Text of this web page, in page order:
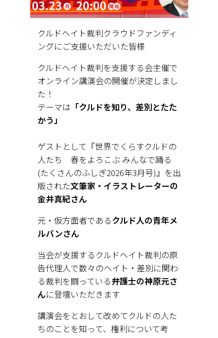
クルドヘイト裁判クラウドファンディ
ングにご支援いただいた皆様
クルドヘイト裁判を支援する会主催で
オンライン講演会の開催が決定しまし
た！
テーマは「クルドを知り、差別とたた
かう」
ゲストとして『世界でくらすクルドの
人たち 春をよろこぶ みんなで踊る
(たくさんのふしぎ2026年3月号)』を出
版された文筆家・イラストレーターの
金井真紀さん
元・仮方面者であるクルド人の青年メ
ルバンさん
当会が支援するクルドヘイト裁判の原
告代理人で数々のヘイト・差別に関わ
る裁判を闘っている弁護士の神原元さ
んに登壇いただきます
講演会をとおして改めてクルドの人た
ちのことを知って、権利について考